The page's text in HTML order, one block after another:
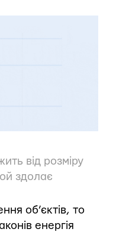
від розміру
здолає
об’єктів, то
енергія